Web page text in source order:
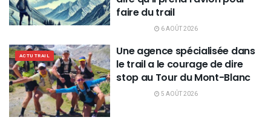
faire du trail
6 AOÛT 2026
ACTU TRAIL
Une agence spécialisée dans
le trail a le courage de dire
stop au Tour du Mont-Blanc
5 AOÛT 2026